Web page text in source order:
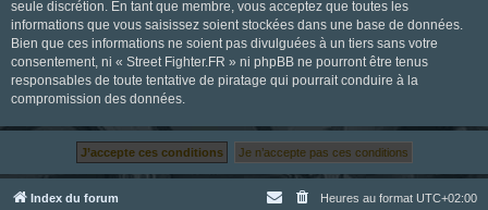
seule discrétion. En tant que membre, vous acceptez que toutes les
informations que vous saisissez soient stockées dans une base de données.
Bien que ces informations ne soient pas divulguées à un tiers sans votre
consentement, ni « Street Fighter.FR » ni phpBB ne pourront être tenus
responsables de toute tentative de piratage qui pourrait conduire à la
compromission des données.
Index du forum Heures au format UTC+02:00